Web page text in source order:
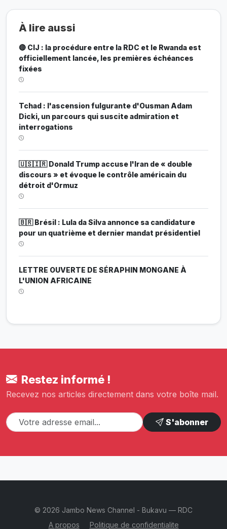
À lire aussi
🔴 CIJ : la procédure entre la RDC et le Rwanda est
officiellement lancée, les premières échéances
fixées
Tchad : l'ascension fulgurante d'Ousman Adam
Dicki, un parcours qui suscite admiration et
interrogations
🇺🇸🇮🇷 Donald Trump accuse l'Iran de « double
discours » et évoque le contrôle américain du
détroit d'Ormuz
🇧🇷 Brésil : Lula da Silva annonce sa candidature
pour un quatrième et dernier mandat présidentiel
LETTRE OUVERTE DE SÉRAPHIN MONGANE À
L'UNION AFRICAINE
Restez informé !
Recevez nos articles directement dans votre boîte mail.
S'abonner
© 2026 Jambo News Channel - Bukavu — RDC
A propos
Politique de confidentialite